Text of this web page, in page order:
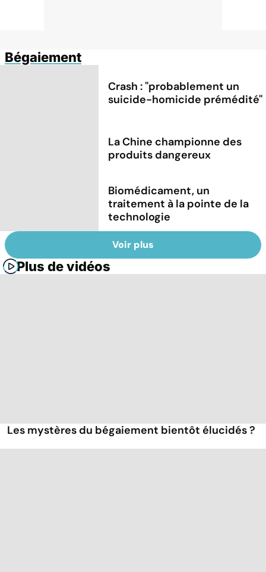
Bégaiement
Crash : ''probablement un
suicide-homicide prémédité''
La Chine championne des
produits dangereux
Biomédicament, un
traitement à la pointe de la
technologie
Voir plus
Plus de vidéos
Les mystères du bégaiement bientôt élucidés ?